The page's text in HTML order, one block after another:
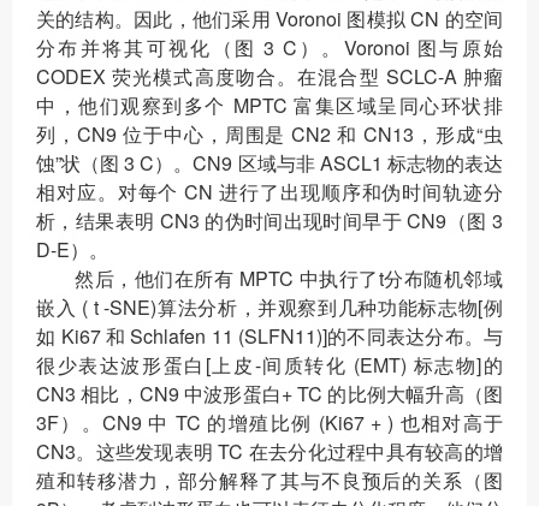
关的结构。因此，他们采用 Voronoi 图模拟 CN 的空间
分布并将其可视化（图 3 C）。Voronoi 图与原始
CODEX 荧光模式高度吻合。在混合型 SCLC-A 肿瘤
中，他们观察到多个 MPTC 富集区域呈同心环状排
列，CN9 位于中心，周围是 CN2 和 CN13，形成“虫
蚀”状（图 3 C）。CN9 区域与非 ASCL1 标志物的表达
相对应。对每个 CN 进行了出现顺序和伪时间轨迹分
析，结果表明 CN3 的伪时间出现时间早于 CN9（图 3
D-E）。
然后，他们在所有 MPTC 中执行了t分布随机邻域
嵌入 ( t -SNE)算法分析，并观察到几种功能标志物[例
如 Ki67 和 Schlafen 11 (SLFN11)]的不同表达分布。与
很少表达波形蛋白[上皮-间质转化 (EMT) 标志物]的
CN3 相比，CN9 中波形蛋白+ TC 的比例大幅升高（图
3F）。CN9 中 TC 的增殖比例 (Ki67 + ) 也相对高于
CN3。这些发现表明 TC 在去分化过程中具有较高的增
殖和转移潜力，部分解释了其与不良预后的关系（图